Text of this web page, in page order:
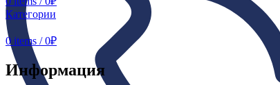
Категории
0 items / 0₽
Информация